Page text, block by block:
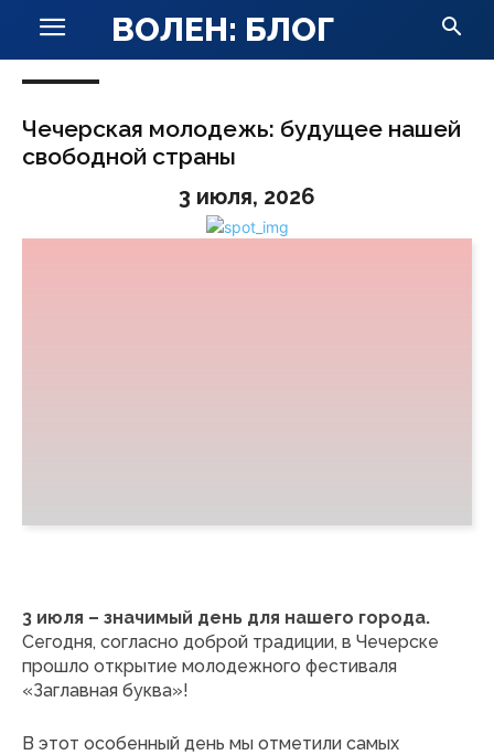
ВОЛЕН: БЛОГ
Чечерская молодежь: будущее нашей
свободной страны
3 июля, 2026
3 июля – значимый день для нашего города.
Сегодня, согласно доброй традиции, в Чечерске
прошло открытие молодежного фестиваля
«Заглавная буква»!
В этот особенный день мы отметили самых